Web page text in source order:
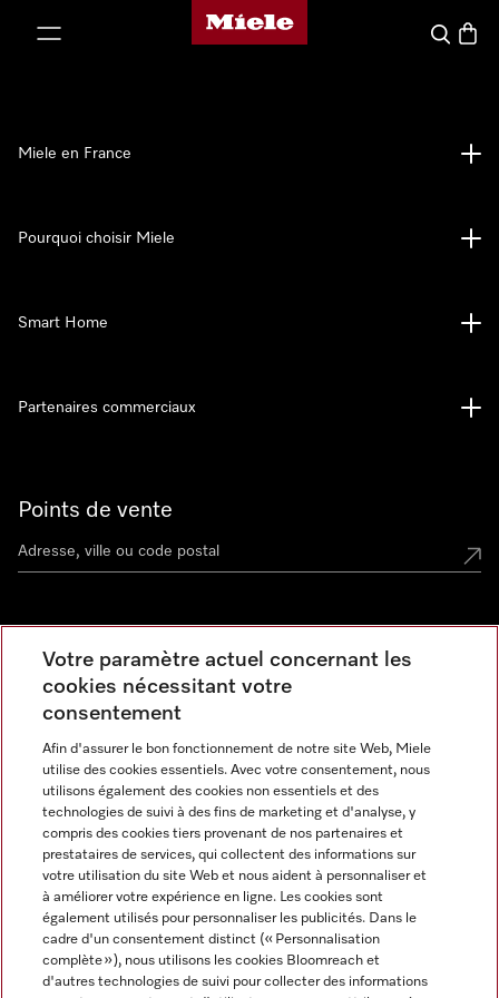
Page d'accueil Miele
Search
Points de vente
Découvrez la boutique Miele proche de chez vous
Newsletter
Miele en France
Pourquoi choisir Miele
Smart Home
Partenaires commerciaux
Miele sur Instagram
Miele sur Facebook
Miele sur Youtube
Votre paramètre actuel concernant les
cookies nécessitant votre
consentement
Afin d'assurer le bon fonctionnement de notre site Web, Miele
utilise des cookies essentiels. Avec votre consentement, nous
utilisons également des cookies non essentiels et des
technologies de suivi à des fins de marketing et d'analyse, y
compris des cookies tiers provenant de nos partenaires et
prestataires de services, qui collectent des informations sur
votre utilisation du site Web et nous aident à personnaliser et
à améliorer votre expérience en ligne. Les cookies sont
également utilisés pour personnaliser les publicités. Dans le
cadre d'un consentement distinct (« Personnalisation
complète »), nous utilisons les cookies Bloomreach et
d'autres technologies de suivi pour collecter des informations